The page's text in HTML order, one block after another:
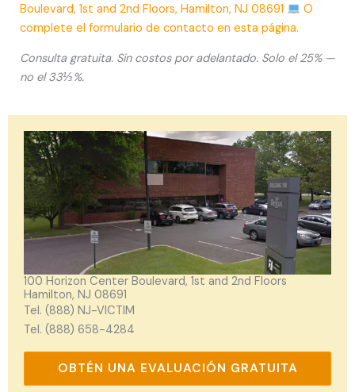
Boulevard, 1st and 2nd Floors, Hamilton, NJ 08691
O
complete el formulario de contacto en esta página.
Consulta gratuita. Sin costos por adelantado. Solo el 25% —
no el 33⅓%.
100 Horizon Center Boulevard, 1st and 2nd Floors
Hamilton, NJ 08691
Tel. (888) NJ-VICTIM
Tel. (888) 658-4284
OBTÉN UNA EVALUACIÓN GRATUITA